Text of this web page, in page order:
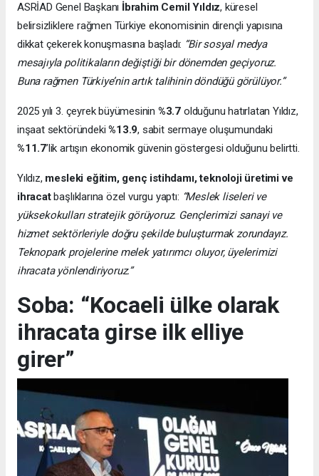
ASRİAD Genel Başkanı İbrahim Cemil Yıldız, küresel
belirsizliklere rağmen Türkiye ekonomisinin dirençli yapısına
dikkat çekerek konuşmasına başladı: “Bir sosyal medya
mesajıyla politikaların değiştiği bir dönemden geçiyoruz.
Buna rağmen Türkiye’nin artık talihinin döndüğü görülüyor.”
2025 yılı 3. çeyrek büyümesinin %3.7 olduğunu hatırlatan Yıldız,
inşaat sektöründeki%13.9, sabit sermaye oluşumundaki
%11.7’lik artışın ekonomik güvenin göstergesi olduğunu belirtti.
Yıldız, mesleki eğitim, genç istihdamı, teknoloji üretimi ve
ihracatbaşlıklarına özel vurgu yaptı: “Meslek liseleri ve
yüksekokulları stratejik görüyoruz. Gençlerimizi sanayi ve
hizmet sektörleriyle doğru şekilde buluşturmak zorundayız.
Teknopark projelerine melek yatırımcı oluyor, üyelerimizi
ihracata yönlendiriyoruz.”
Soba: “Kocaeli ülke olarak
ihracata girse ilk elliye
girer”